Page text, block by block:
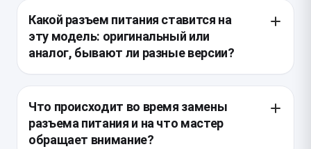
требовать почти полной разборки нижней части
корпуса и снятия охлаждения. При ремонте важно
не повредить шлейфы, пластиковые фиксаторы и
элементы рядом с зоной пайки, потому что место
затронуть соседние дорожки.
Какой разъем питания ставится на
эту модель: оригинальный или
аналог, бывают ли разные версии?
расположению контактов и типу посадки на плату,
потому что у одной модели могут встречаться
Что происходит во время замены
разъема питания и на что мастер
обращает внимание?